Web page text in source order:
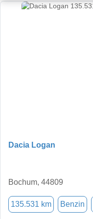
Dacia Logan
Bochum, 44809
135.531 km Benzin